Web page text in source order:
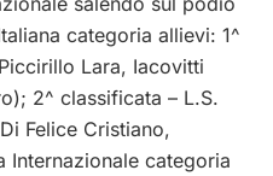
categoria allievi: 1^
Lara, Iacovitti
2^ classificata – L.S.
Felice Cristiano,
Internazionale categoria